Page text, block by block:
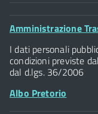
Comune di Firenze
Palazzo Vecchio
Piazza della
P.IVA 01307110484
Footer
Amministrazione
I dati personali
condizioni previste
dal d.lgs. 36/2006
Albo Pretorio